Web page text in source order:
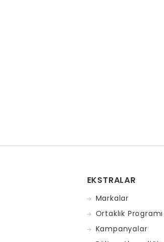
EKSTRALAR
Markalar
Ortaklık Programı
Kampanyalar